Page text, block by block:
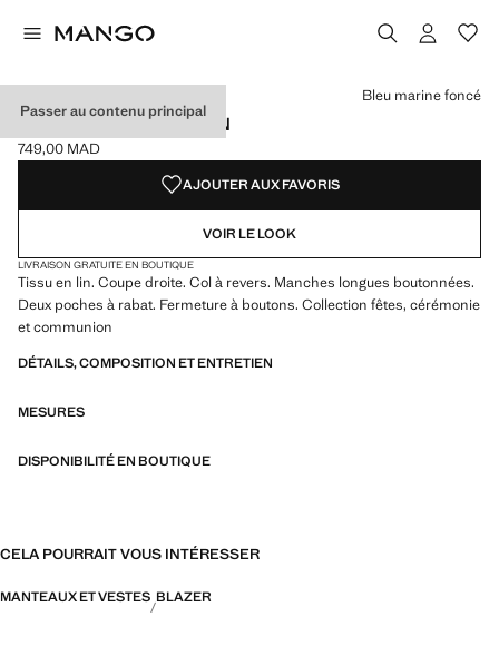
Passer au contenu principal
VESTE DE COSTUME LIN
Prix actuel [749,00 MAD ]
749,00 MAD
Choisissez une couleur
Couleur Bleu marine foncé sélectionnée
Couleur Sable
Bleu marine foncé
AJOUTER AUX FAVORIS
VOIR LE LOOK
LIVRAISON GRATUITE EN BOUTIQUE
Tissu en lin. Coupe droite. Col à revers. Manches longues boutonnées.
Deux poches à rabat. Fermeture à boutons. Collection fêtes, cérémonie
et communion
DÉTAILS, COMPOSITION ET ENTRETIEN
MESURES
DISPONIBILITÉ EN BOUTIQUE
CELA POURRAIT VOUS INTÉRESSER
MANTEAUX ET VESTES BLAZER